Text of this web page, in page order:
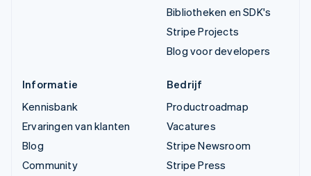
Bibliotheken en SDK's
Stripe Projects
Blog voor developers
Informatie
Kennisbank
Ervaringen van klanten
Blog
Community
Bedrijf
Productroadmap
Vacatures
Stripe Newsroom
Stripe Press